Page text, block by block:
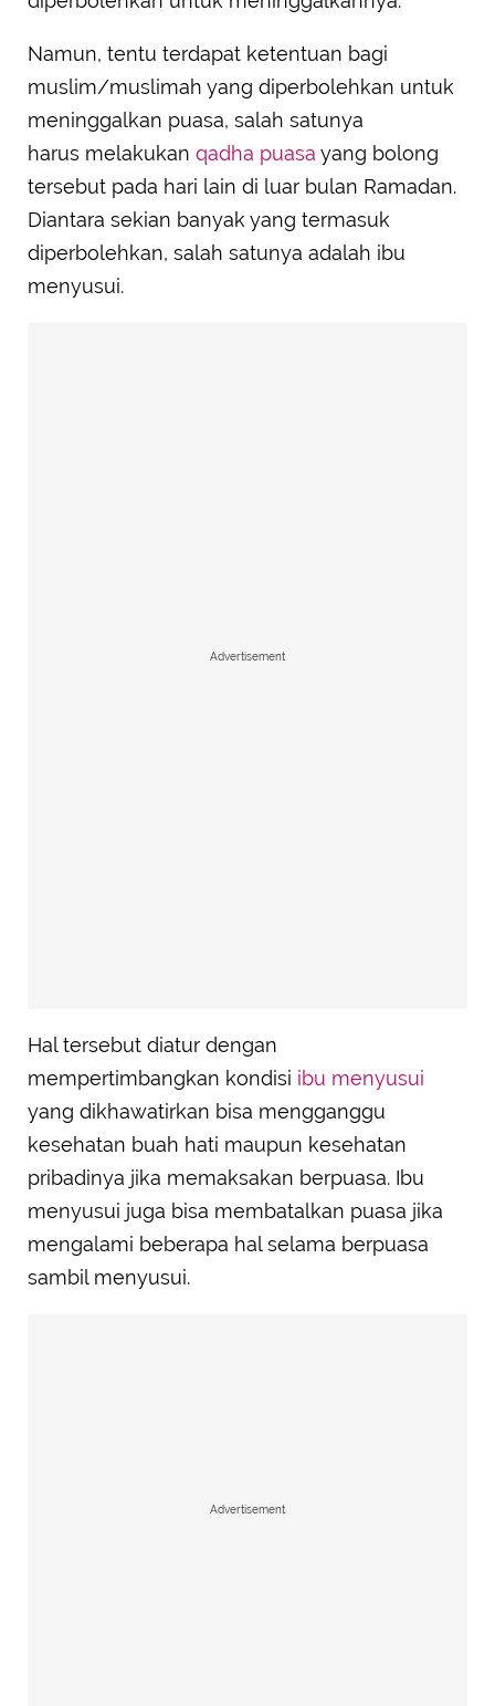
Namun, tentu terdapat ketentuan bagi
muslim/muslimah yang diperbolehkan untuk
meninggalkan puasa, salah satunya
harus melakukan qadha puasa yang bolong
tersebut pada hari lain di luar bulan Ramadan.
Diantara sekian banyak yang termasuk
diperbolehkan, salah satunya adalah ibu
menyusui.
Advertisement
Hal tersebut diatur dengan
mempertimbangkan kondisi ibu menyusui
yang dikhawatirkan bisa mengganggu
kesehatan buah hati maupun kesehatan
pribadinya jika memaksakan berpuasa. Ibu
menyusui juga bisa membatalkan puasa jika
mengalami beberapa hal selama berpuasa
sambil menyusui.
Advertisement